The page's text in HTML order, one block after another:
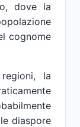
dove la
cognome
la
diaspore